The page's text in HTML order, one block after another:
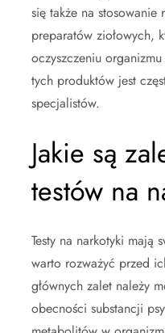
się także na
preparatów ziołowych,
oczyszczeniu
tych produktów jest
specjalistów.
Jakie są
testów na
Testy na narkotyki mają
warto rozważyć przed
głównych zalet należy
obecności substancji